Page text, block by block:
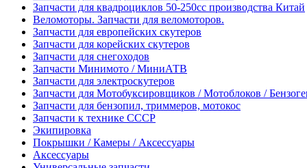
Запчасти для квадроциклов 50-250сс производства Китай
Веломоторы. Запчасти для веломоторов.
Запчасти для европейских скутеров
Запчасти для корейских скутеров
Запчасти для снегоходов
Запчасти Минимото / МиниАТВ
Запчасти для электроскутеров
Запчасти для Мотобуксировщиков / Мотоблоков /
Запчасти для бензопил, триммеров, мотокос
Запчасти к технике СССР
Экипировка
Покрышки / Камеры / Аксессуары
Аксессуары